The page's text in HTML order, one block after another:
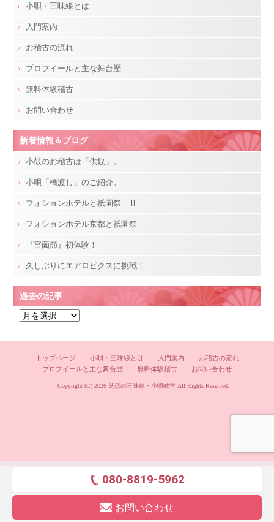
小唄・三味線とは
入門案内
お稽古の流れ
プロフイールと主な舞台歴
無料体験稽古
お問い合わせ
新着情報＆ブログ
小鼓のお稽古は「供奴」。
小唄「橋渡し」のご紹介。
フォションホテルと祇園祭 Ⅱ
フォションホテル京都と祇園祭 Ⅰ
『宮薗節』初体験！
久しぶりにエアロビクスに挑戦！
過去の記事
の
トップページ 小唄・三味線とは 入門案内
お稽古の流れ
プロフイールと主な舞台歴
無料体験稽古 お問い合わせ
Copyright (C) 2026 芝恋の三味線・小唄教室All Rights Reserved.
080-8819-5962
お問い合わせ